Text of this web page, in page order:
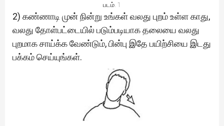
படம். 1
2) கண்ணாடி முன் நின்று உங்கள் வலது புறம் உள்ள காது,
வலது தோள்பட்டையில் படும்படியாக தலையை வலது
புறமாக சாய்க்க வேண்டும், பின்பு இதே பயிற்சியை இடது
பக்கம் செய்யுங்கள்.